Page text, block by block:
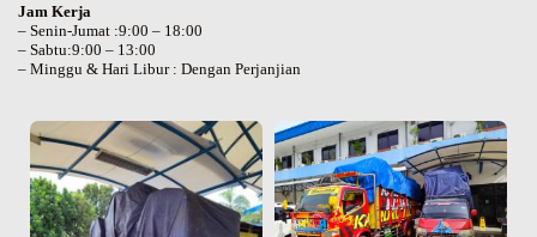
Jam Kerja
– Senin-Jumat :9:00 – 18:00
– Sabtu:9:00 – 13:00
– Minggu & Hari Libur : Dengan Perjanjian